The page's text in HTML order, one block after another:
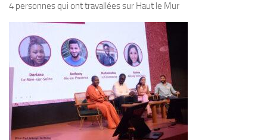
4 personnes qui ont travallées sur Haut le Mur